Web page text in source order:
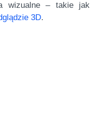
wizualne – takie jak
3D.